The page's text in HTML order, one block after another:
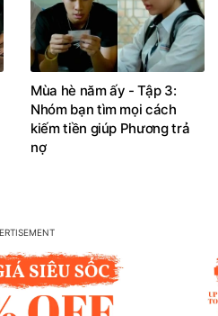
Mùa hè năm ấy - Tập 3:
Nhóm bạn tìm mọi cách
kiếm tiền giúp Phương trả
nợ